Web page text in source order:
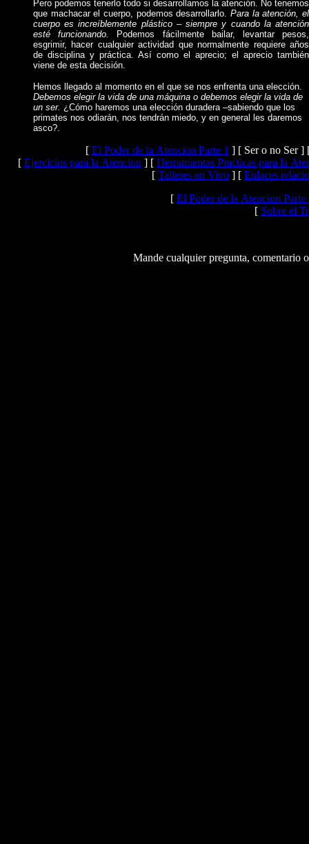
Pero podemos tenerlo todo si desarrollamos la atención. No tenemos
que machacar el cuerpo, podemos desarrollarlo. Para la atención, el
cuerpo es increíblemente plástico – siempre y cuando la atención
esté funcionando.
Podemos fácilmente bailar, levantar pesos,
esgrimir, hacer cualquier actividad que normalmente requiere años
de disciplina y práctica. Así como el aprecio; el aprecio también
viene de esta decisión.
Hemos llegado al momento en el que se nos enfrenta una elección.
Debemos elegir la vida de una máquina o debemos elegir la vida de
un ser. ¿Cómo haremos una elección duradera –sabiendo que los
primates nos odiarán, nos tendrán miedo, y en general les daremos
asco?.
[ El Poder de la Atencion Parte 1 ] [ Ser o no Ser ]
[ Ejercicios para la Atencion ] [ Herramientas Practicas para la
[ Talleres en Vivo ] [ Enlaces
[ El Poder de la Atencion Parte
[ Sobre el
Mande cualquier pregunta, comentario